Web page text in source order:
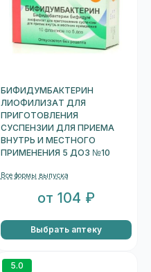
БИФИДУМБАКТЕРИН
ЛИОФИЛИЗАТ ДЛЯ
ПРИГОТОВЛЕНИЯ
СУСПЕНЗИИ ДЛЯ ПРИЕМА
ВНУТРЬ И МЕСТНОГО
ПРИМЕНЕНИЯ 5 ДОЗ №10
Все формы выпуска
от 104 ₽
Выбрать аптеку
5.0